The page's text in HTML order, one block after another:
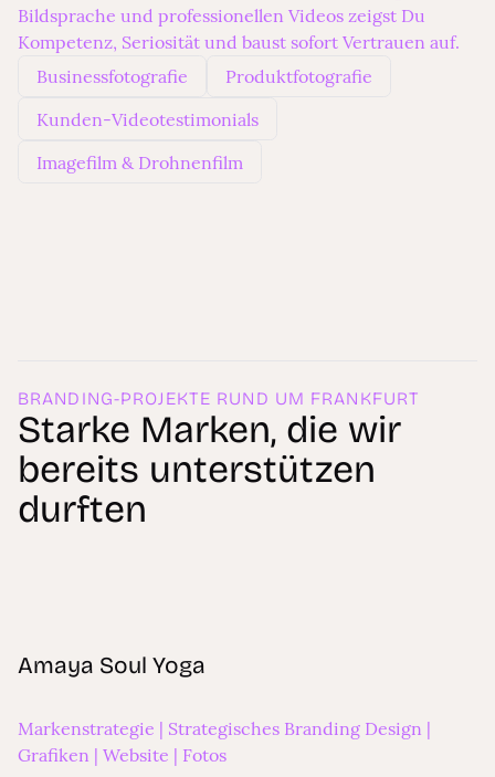
Bildsprache und professionellen Videos zeigst Du
Kompetenz, Seriosität und baust sofort Vertrauen auf.
Businessfotografie
Produktfotografie
Kunden-Videotestimonials
Imagefilm & Drohnenfilm
BRANDING-PROJEKTE RUND UM FRANKFURT
Starke Marken, die wir
bereits unterstützen
durften
Amaya Soul Yoga
Markenstrategie | Strategisches Branding Design |
Grafiken | Website | Fotos